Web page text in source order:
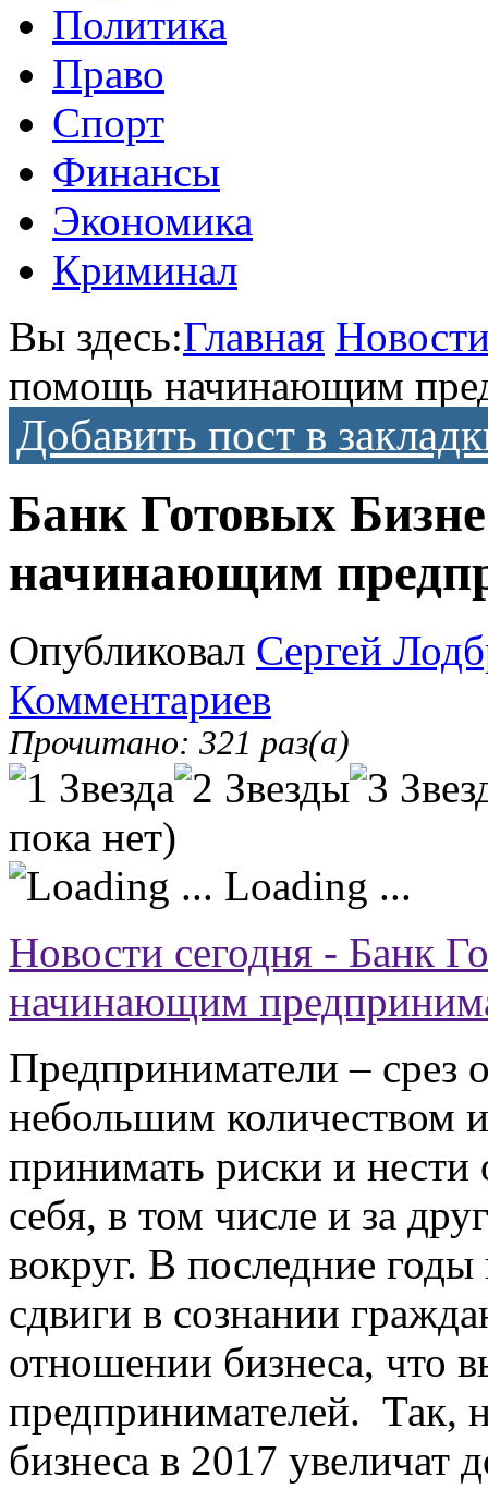
Политика
Право
Спорт
Финансы
Экономика
Криминал
Вы здесь:Главная
помощь начинающим
Добавить пост в
Банк Готовых
начинающим
Опубликовал Сергей
Комментариев
Прочитано: 321 раз(а)
пока нет)
Loading ...
Новости сегодня - Банк
начинающим
Предприниматели – срез
небольшим количеством
принимать риски и нести
себя, в том числе и за
вокруг. В последние годы
сдвиги в сознании
отношении бизнеса, что
предпринимателей. Так,
бизнеса в 2017 увеличат